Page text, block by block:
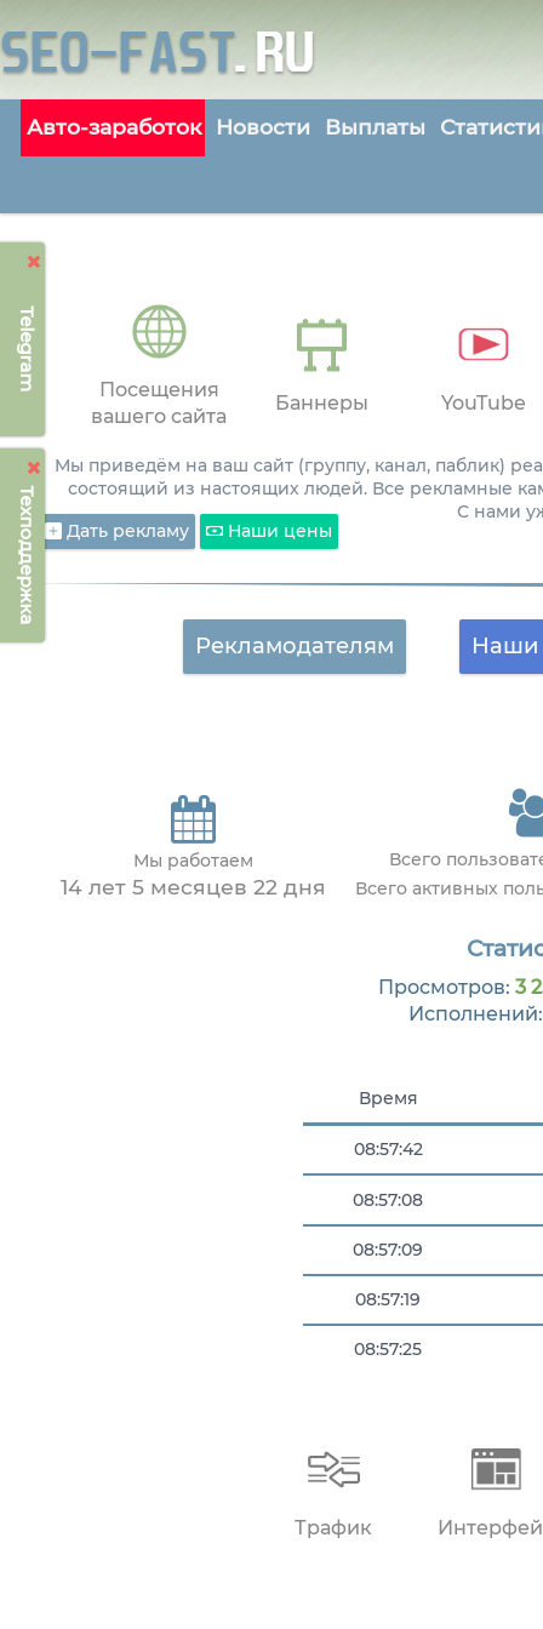
Telegram
Техподдержка
Авто-заработок Новости Выплаты
Посещения
вашего сайта
Баннеры YouTube
Мы приведём на ваш сайт (группу, канал, паблик)
состоящий из настоящих людей. Все рекламные
С нами
Дать рекламу
Наши цены
Рекламодателям Наши
Мы работаем
14 лет 5 месяцев 22 дня
Всего
Всего активных
Просмотров: 3
Время
08:57:42
08:57:08
08:57:09
08:57:19
08:57:25
Трафик